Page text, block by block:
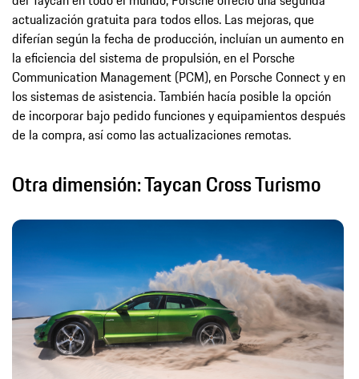
actualización gratuita para todos ellos. Las mejoras, que
diferían según la fecha de producción, incluían un aumento en
la eficiencia del sistema de propulsión, en el Porsche
Communication Management (PCM), en Porsche Connect y en
los sistemas de asistencia. También hacía posible la opción
de incorporar bajo pedido funciones y equipamientos después
de la compra, así como las actualizaciones remotas.
Otra dimensión: Taycan Cross Turismo